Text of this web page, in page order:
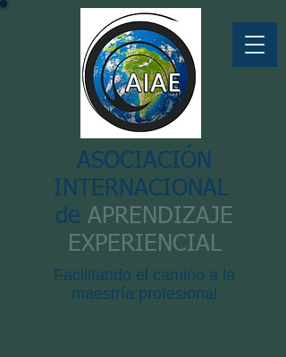
ASOCIACIÓN
INTERNACIONAL
de APRENDIZAJE
EXPERIENCIAL
Facilitando el camino a la
maestría profesional